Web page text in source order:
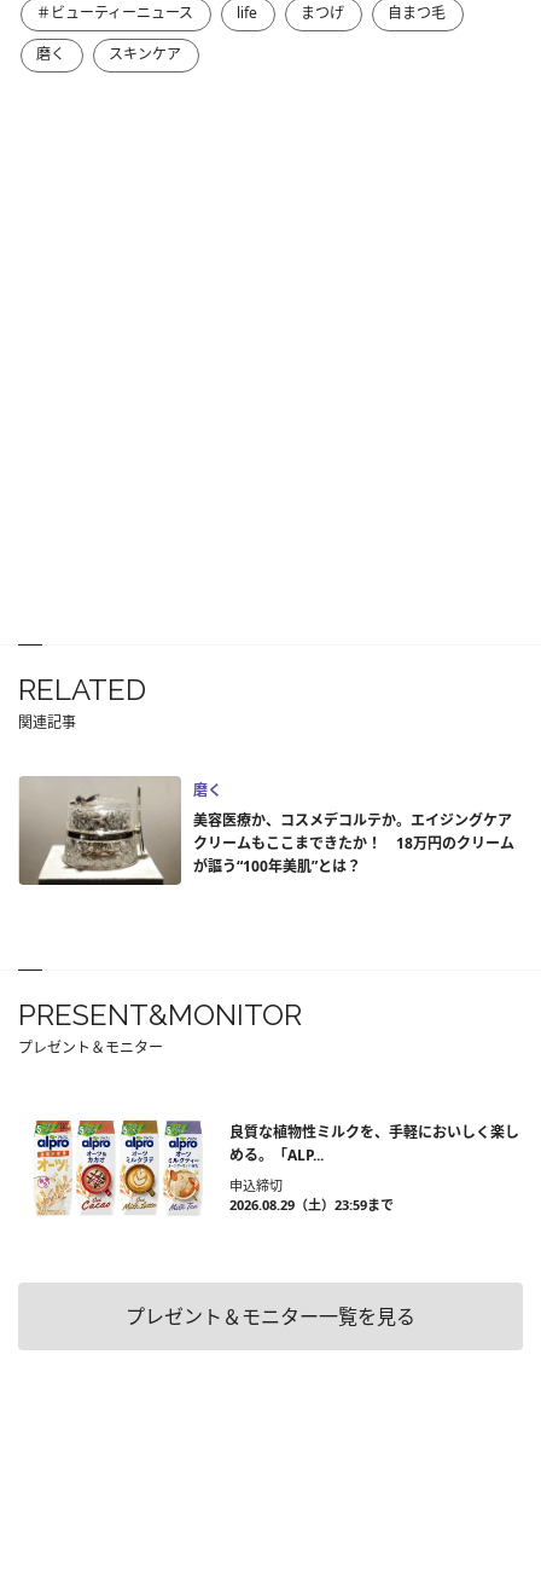
＃ビューティーニュース life まつげ
自まつ毛
磨く
スキンケア
RELATED
関連記事
磨く
美容医療か、コスメデコルテか。エイジングケア
クリームもここまできたか！ 18万円のクリーム
が謳う“100年美肌”とは？
PRESENT&MONITOR
プレゼント＆モニター
良質な植物性ミルクを、手軽においしく楽し
める。「ALP...
申込締切
2026.08.29（土）23:59まで
プレゼント＆モニター一覧を見る